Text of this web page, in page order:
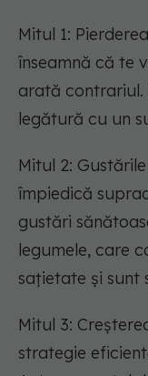
Mitul 1:
înseamnă că te
arată contrariul.
legătură cu un
Mitul 2:
împiedică
gustări
legumele, care
sațietate și sunt
Mitul 3:
strategie